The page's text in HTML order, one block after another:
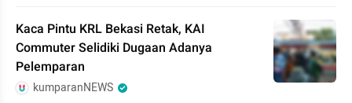
Kaca Pintu KRL Bekasi Retak, KAI
Commuter Selidiki Dugaan Adanya
Pelemparan
kumparanNEWS